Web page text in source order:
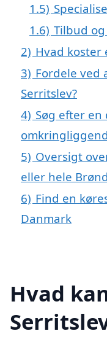
1.5)
1.6) Tilbud
2) Hvad koster
3) Fordele ved
Serritslev?
4) Søg efter
5) Oversigt
eller hele
6) Find en
Danmark
Hvad